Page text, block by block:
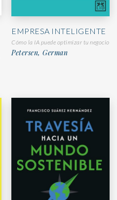
EMPRESA INTELIGENTE
Cómo la IA puede optimizar tu negocio
Petersen, German